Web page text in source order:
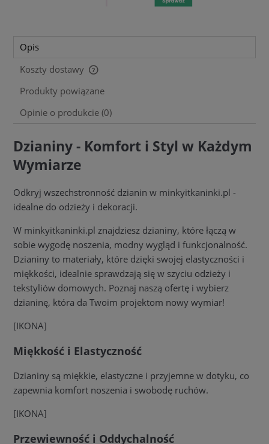
Opis
Koszty dostawy
Cena nie zawiera ewentualnych kosztów płatności
Produkty powiązane
Opinie o produkcie (0)
Dzianiny - Komfort i Styl w Każdym
Wymiarze
Odkryj wszechstronność dzianin w minkyitkaninki.pl -
idealne do odzieży i dekoracji.
W minkyitkaninki.pl znajdziesz dzianiny, które łączą w
sobie wygodę noszenia, modny wygląd i funkcjonalność.
Dzianiny to materiały, które dzięki swojej elastyczności i
miękkości, idealnie sprawdzają się w szyciu odzieży i
tekstyliów domowych. Poznaj naszą ofertę i wybierz
dzianinę, która da Twoim projektom nowy wymiar!
[IKONA]
Miękkość i Elastyczność
Dzianiny są miękkie, elastyczne i przyjemne w dotyku, co
zapewnia komfort noszenia i swobodę ruchów.
[IKONA]
Przewiewność i Oddychalność